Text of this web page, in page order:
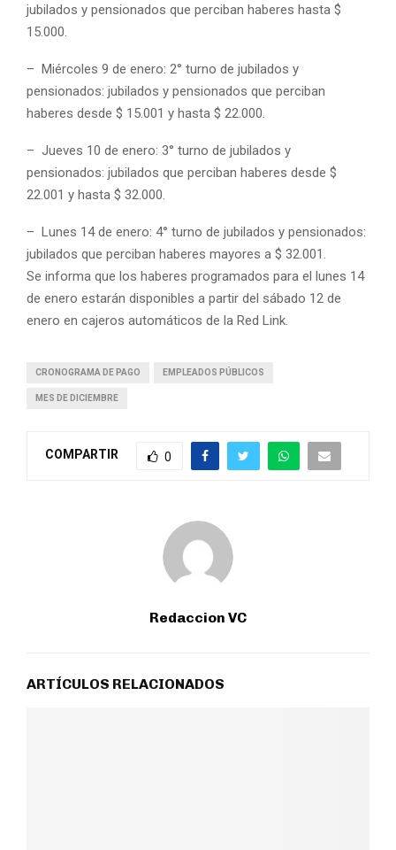
jubilados y pensionados que perciban haberes hasta $
15.000.
– Miércoles 9 de enero: 2° turno de jubilados y
pensionados: jubilados y pensionados que perciban
haberes desde $ 15.001 y hasta $ 22.000.
– Jueves 10 de enero: 3° turno de jubilados y
pensionados: jubilados que perciban haberes desde $
22.001 y hasta $ 32.000.
– Lunes 14 de enero: 4° turno de jubilados y pensionados:
jubilados que perciban haberes mayores a $ 32.001.
Se informa que los haberes programados para el lunes 14
de enero estarán disponibles a partir del sábado 12 de
enero en cajeros automáticos de la Red Link.
CRONOGRAMA DE PAGO EMPLEADOS PÚBLICOS
MES DE DICIEMBRE
COMPARTIR 0
Redaccion VC
ARTÍCULOS RELACIONADOS